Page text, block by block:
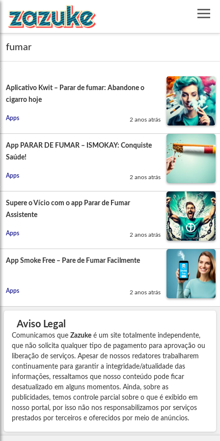
fumar
Aplicativo Kwit – Parar de fumar: Abandone o
cigarro hoje
Apps 2 anos atrás
App PARAR DE FUMAR – ISMOKAY: Conquiste
Saúde!
Apps 2 anos atrás
Supere o Vício com o app Parar de Fumar
Assistente
Apps 2 anos atrás
App Smoke Free – Pare de Fumar Facilmente
Apps 2 anos atrás
Aviso Legal
Comunicamos que Zazuke é um site totalmente independente,
que não solicita qualquer tipo de pagamento para aprovação ou
liberação de serviços. Apesar de nossos redatores trabalharem
continuamente para garantir a integridade/atualidade das
informações, ressaltamos que nosso conteúdo pode ficar
desatualizado em alguns momentos. Ainda, sobre as
publicidades, temos controle parcial sobre o que é exibido em
nosso portal, por isso não nos responsabilizamos por serviços
prestados por terceiros e oferecidos por meio de anúncios.